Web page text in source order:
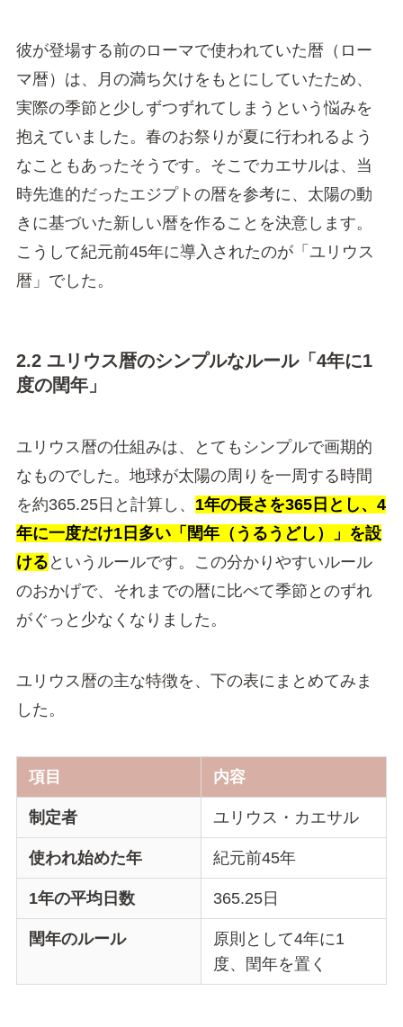
彼が登場する前のローマで使われていた暦（ロー
マ暦）は、月の満ち欠けをもとにしていたため、
実際の季節と少しずつずれてしまうという悩みを
抱えていました。春のお祭りが夏に行われるよう
なこともあったそうです。そこでカエサルは、当
時先進的だったエジプトの暦を参考に、太陽の動
きに基づいた新しい暦を作ることを決意します。
こうして紀元前45年に導入されたのが「ユリウス
暦」でした。
2.2 ユリウス暦のシンプルなルール「4年に1
度の閏年」
ユリウス暦の仕組みは、とてもシンプルで画期的
なものでした。地球が太陽の周りを一周する時間
を約365.25日と計算し、 1年の長さを365日とし、4
年に一度だけ1日多い「閏年（うるうどし）」を設
ける というルールです。この分かりやすいルール
のおかげで、それまでの暦に比べて季節とのずれ
がぐっと少なくなりました。
ユリウス暦の主な特徴を、下の表にまとめてみま
した。
項目 内容
制定者 ユリウス・カエサル
使われ始めた年 紀元前45年
1年の平均日数 365.25日
閏年のルール
原則として4年に1
度、閏年を置く